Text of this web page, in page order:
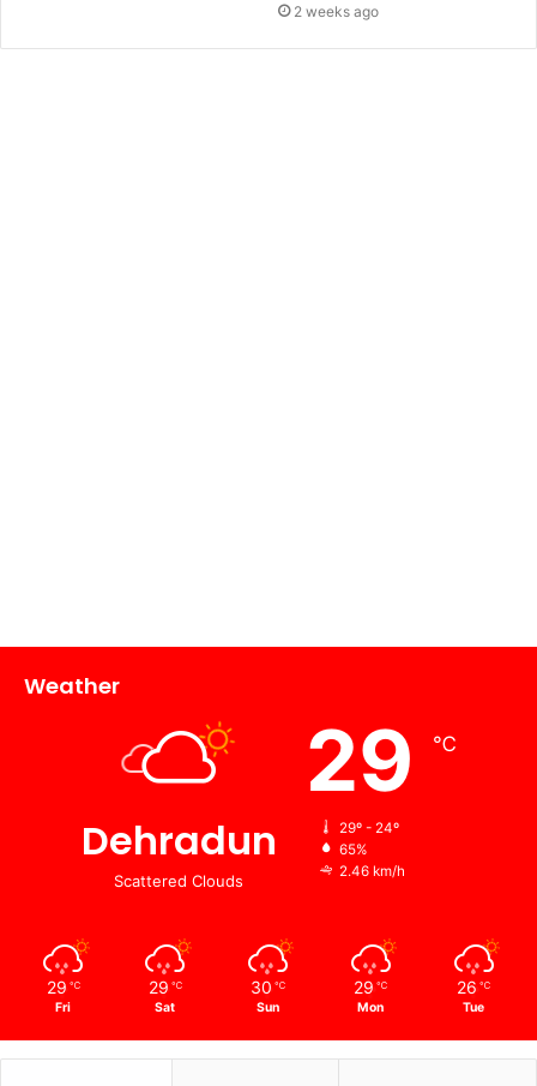
2 weeks ago
Weather
Dehradun
Scattered Clouds
29 ℃
29º - 24º
65%
2.46 km/h
29 ℃
Fri
29 ℃
Sat
30 ℃
Sun
29 ℃
Mon
26 ℃
Tue